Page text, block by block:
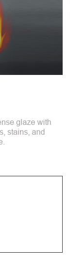
glaze with
stains, and